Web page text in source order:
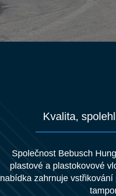
Kvalita,
Společnost Bebusch
plastové a plastokovové
nabídka zahrnuje